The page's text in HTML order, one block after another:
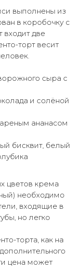
выполнены из
в коробочку с
две
торт весит
сыра с
и солёной
ананасом
бисквит, белый
цветов крема
необходимо
входящие в
но легко
торта, как на
цена может